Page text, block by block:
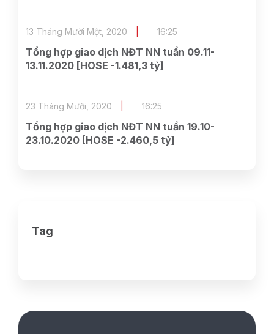
Tổng hợp giao dịch NĐT NN tuần 09.11-
13.11.2020 [HOSE -1.481,3 tỷ]
13 Tháng Mười Một, 2020 16:25
Tổng hợp giao dịch NĐT NN tuần 19.10-
23.10.2020 [HOSE -2.460,5 tỷ]
23 Tháng Mười, 2020 16:25
Tag